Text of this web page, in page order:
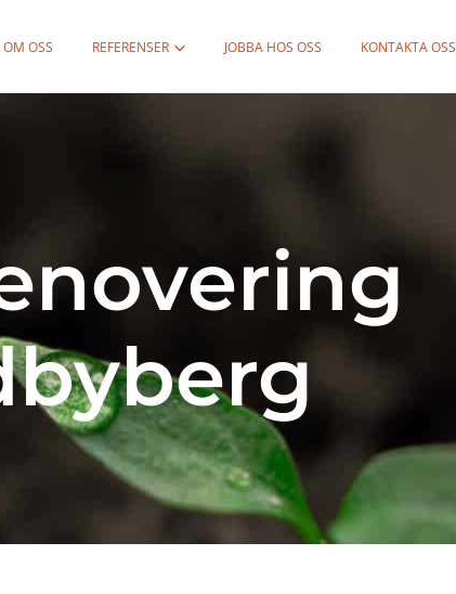
OM OSS REFERENSER JOBBA HOS OSS KONTAKTA OSS